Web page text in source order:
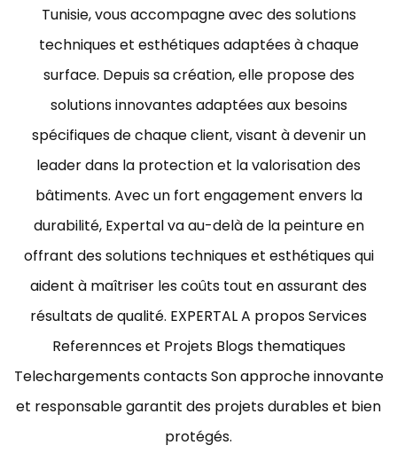
Tunisie, vous accompagne avec des solutions
techniques et esthétiques adaptées à chaque
surface. Depuis sa création, elle propose des
solutions innovantes adaptées aux besoins
spécifiques de chaque client, visant à devenir un
leader dans la protection et la valorisation des
bâtiments. Avec un fort engagement envers la
durabilité, Expertal va au-delà de la peinture en
offrant des solutions techniques et esthétiques qui
aident à maîtriser les coûts tout en assurant des
résultats de qualité. EXPERTAL A propos Services
Referennces et Projets Blogs thematiques
Telechargements contacts Son approche innovante
et responsable garantit des projets durables et bien
protégés.